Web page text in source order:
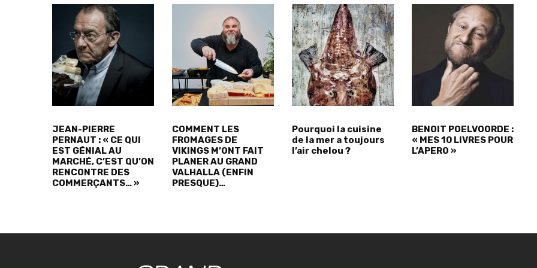
JEAN-PIERRE
PERNAUT : « CE QUI
EST GÉNIAL AU
MARCHÉ, C’EST QU’ON
RENCONTRE DES
COMMERÇANTS… »
COMMENT LES
FROMAGES DE
VIKINGS M’ONT FAIT
PLANER AU GRAND
VALHALLA (ENFIN
PRESQUE)…
Pourquoi la cuisine
de la mer a toujours
l’air chelou ?
BENOIT POELVOORDE :
« MES 10 LIVRES POUR
L’APERO »